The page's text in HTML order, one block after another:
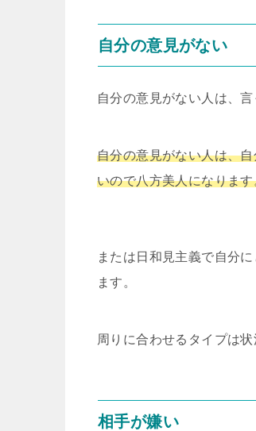
自分の意見がない
自分の意見がない人は、
自分の意見がない人は、
いので八方美人になります
または日和見主義で自分
ます。
周りに合わせるタイプは
相手が嫌い